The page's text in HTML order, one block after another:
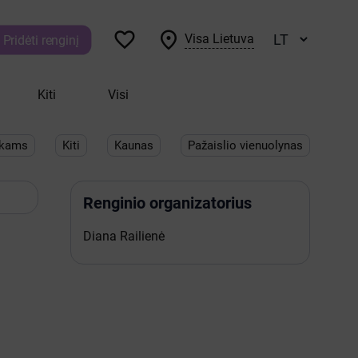
Pridėti renginį   Visa Lietuva
Kiti Visi
Kiti Kaunas Pažaislio vienuolynas
Renginio organizatorius
Diana Railienė